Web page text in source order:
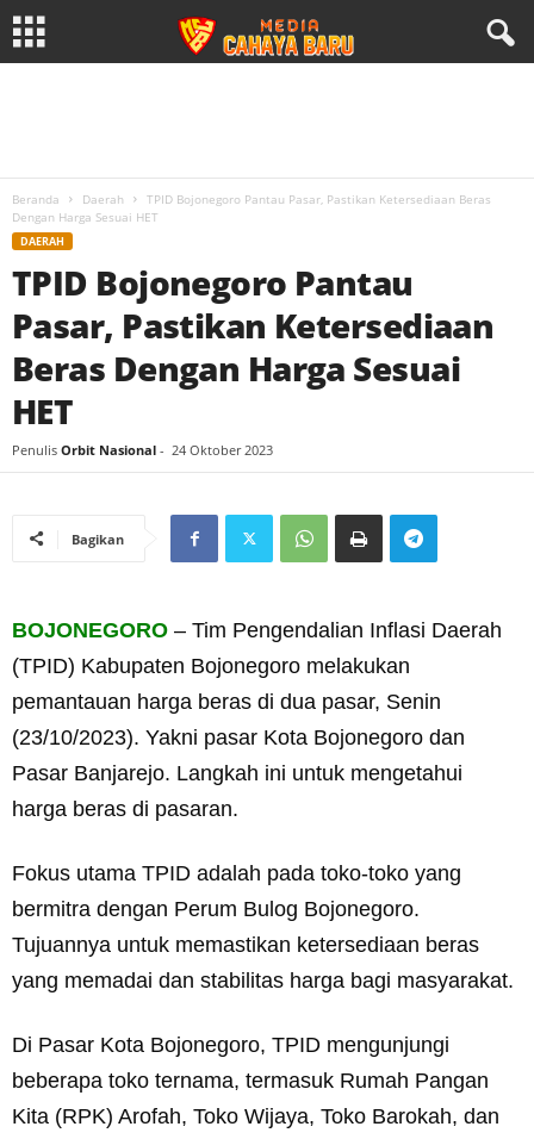
Beranda Daerah
TPID Bojonegoro Pantau Pasar, Pastikan Ketersediaan Beras
Dengan Harga Sesuai HET
DAERAH
TPID Bojonegoro Pantau
Pasar, Pastikan Ketersediaan
Beras Dengan Harga Sesuai
HET
Penulis Orbit Nasional - 24 Oktober 2023
Bagikan
BOJONEGORO – Tim Pengendalian Inflasi Daerah
(TPID) Kabupaten Bojonegoro melakukan
pemantauan harga beras di dua pasar, Senin
(23/10/2023). Yakni pasar Kota Bojonegoro dan
Pasar Banjarejo. Langkah ini untuk mengetahui
harga beras di pasaran.
Fokus utama TPID adalah pada toko-toko yang
bermitra dengan Perum Bulog Bojonegoro.
Tujuannya untuk memastikan ketersediaan beras
yang memadai dan stabilitas harga bagi masyarakat.
Di Pasar Kota Bojonegoro, TPID mengunjungi
beberapa toko ternama, termasuk Rumah Pangan
Kita (RPK) Arofah, Toko Wijaya, Toko Barokah, dan